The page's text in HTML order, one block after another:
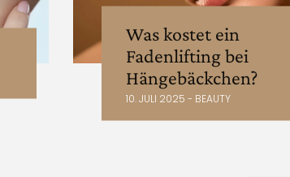
Was kostet ein
Fadenlifting bei
Hängebäckchen?
10. JULI 2025 - BEAUTY